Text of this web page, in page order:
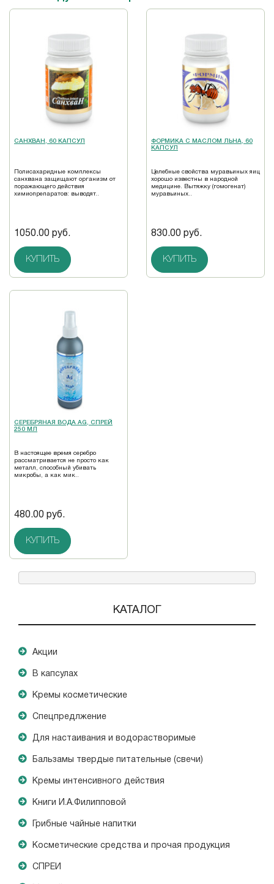
САНХВАН, 60 КАПСУЛ
Полисахаридные комплексы
санхвана защищают организм от
поражающего действия
химиопрепаратов: выводят..
1050.00 руб.
КУПИТЬ
ФОРМИКА С МАСЛОМ ЛЬНА, 60
КАПСУЛ
Целебные свойства муравьиных яиц
хорошо известны в народной
медицине. Вытяжку (гомогенат)
муравьиных..
830.00 руб.
КУПИТЬ
СЕРЕБРЯНАЯ ВОДА AG, СПРЕЙ
250 МЛ
В настоящее время серебро
рассматривается не просто как
металл, способный убивать
микробы, а как мик..
480.00 руб.
КУПИТЬ
КАТАЛОГ
Акции
В капсулах
Кремы косметические
Спецпредлжение
Для настаивания и водорастворимые
Бальзамы твердые питательные (свечи)
Кремы интенсивного действия
Книги И.А.Филипповой
Грибные чайные напитки
Косметические средства и прочая продукция
СПРЕИ